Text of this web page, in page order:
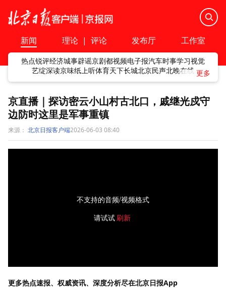
新闻 理论 | 评论 发布厅 工作室
热点锐评经济城事辟谣京剧都视频电子报汽车时事学习视觉
艺绽深读京味纸上听体育天下长城北京民声北晚在线
京直播｜探访密云小山村古北口，戚继光戍守
边防时这里是军事重镇
来源： 北京日报客户端2026-06-03 08:40
不支持的音频/视频格式
请试试 刷新
更多热点速报、权威资讯、深度分析尽在北京日报App